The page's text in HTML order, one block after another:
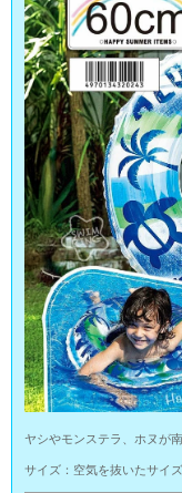
ヤシやモンステラ、ホヌが
サイズ：空気を抜いたサイ